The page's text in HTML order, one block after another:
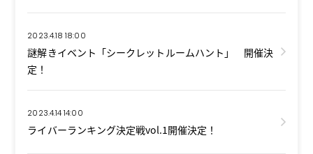
2023.4.18 18:00
謎解きイベント「シークレットルームハント」 開催決
定！
2023.4.14 14:00
ライバーランキング決定戦vol.1開催決定！